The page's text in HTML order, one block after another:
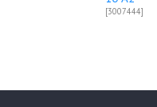
[3007444]